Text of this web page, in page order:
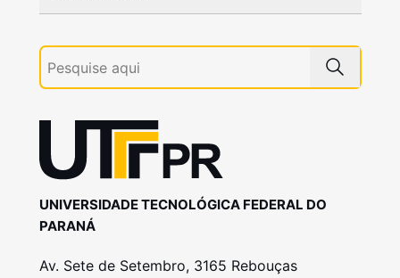
UNIVERSIDADE TECNOLÓGICA FEDERAL DO
PARANÁ
Av. Sete de Setembro, 3165 Rebouças